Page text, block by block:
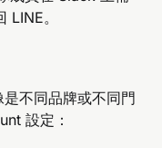
LINE。
不同品牌或不同門
設定：